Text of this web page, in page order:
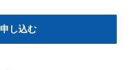
申し込む